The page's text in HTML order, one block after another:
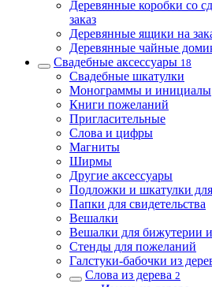
Деревянные коробки со
заказ
Деревянные ящики на
Деревянные чайные
Свадебные аксессуары 18
Свадебные шкатулки
Монограммы и инициалы
Книги пожеланий
Пригласительные
Слова и цифры
Магниты
Ширмы
Другие аксессуары
Подложки и шкатулки
Папки для свидетельства
Вешалки
Вешалки для бижутерии
Стенды для пожеланий
Галстуки-бабочки из
Слова из дерева 2